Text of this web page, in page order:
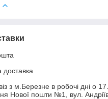
з м.Березне в робочі дні о
Нової пошти №1, вул.